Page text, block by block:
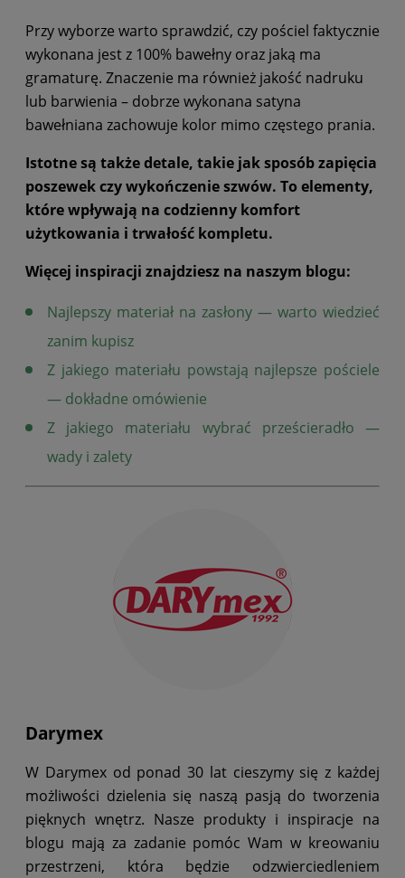
Przy wyborze warto sprawdzić, czy pościel faktycznie
wykonana jest z 100% bawełny oraz jaką ma
gramaturę. Znaczenie ma również jakość nadruku
lub barwienia – dobrze wykonana satyna
bawełniana zachowuje kolor mimo częstego prania.
Istotne są także detale, takie jak sposób zapięcia
poszewek czy wykończenie szwów. To elementy,
które wpływają na codzienny komfort
użytkowania i trwałość kompletu.
Więcej inspiracji znajdziesz na naszym blogu:
Najlepszy materiał na zasłony — warto wiedzieć
zanim kupisz
Z jakiego materiału powstają najlepsze pościele
— dokładne omówienie
Z jakiego materiału wybrać prześcieradło —
wady i zalety
Darymex
W Darymex od ponad 30 lat cieszymy się z każdej
możliwości dzielenia się naszą pasją do tworzenia
pięknych wnętrz. Nasze produkty i inspiracje na
blogu mają za zadanie pomóc Wam w kreowaniu
przestrzeni, która będzie odzwierciedleniem